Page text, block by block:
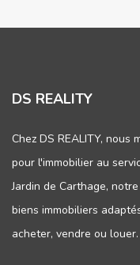
DS REALITY
Chez DS REALITY,
pour l'immobilier au
Jardin de Carthage,
biens immobiliers
acheter, vendre ou louer.